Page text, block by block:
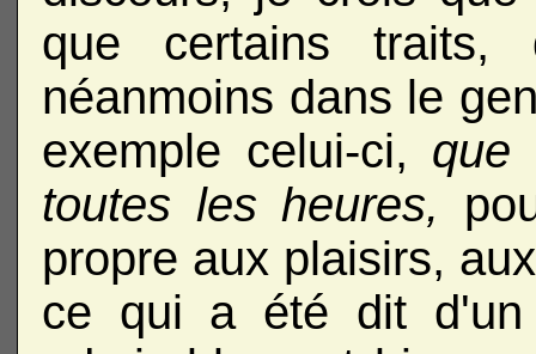
que certains
néanmoins dans le
exemple celui-ci, que
toutes les heures,
propre aux plaisirs,
ce qui a été dit d'un